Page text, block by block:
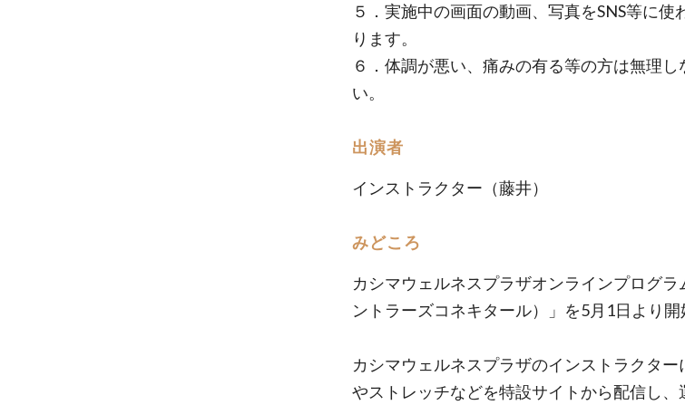
５．実施中の画面の動画、写真をSNS等に使
ります。
６．体調が悪い、痛みの有る等の方は無理
い。
出演者
インストラクター（藤井）
みどころ
カシマウェルネスプラザオンラインプログ
ントラーズコネキタール）」を5月1日より開
カシマウェルネスプラザのインストラクタ
やストレッチなどを特設サイトから配信し